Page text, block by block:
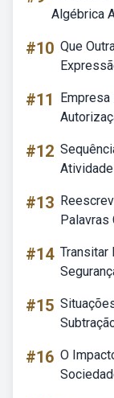
Algébrica
#10 Que
#11
Empresa
#12
#13
Palavras
#14 Transitar
#15
#16 O